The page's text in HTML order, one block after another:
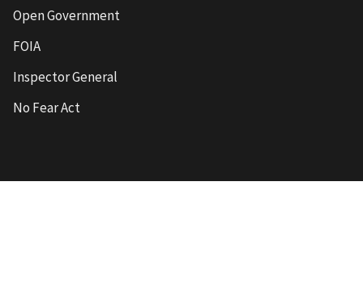
Open Government
FOIA
Inspector General
No Fear Act